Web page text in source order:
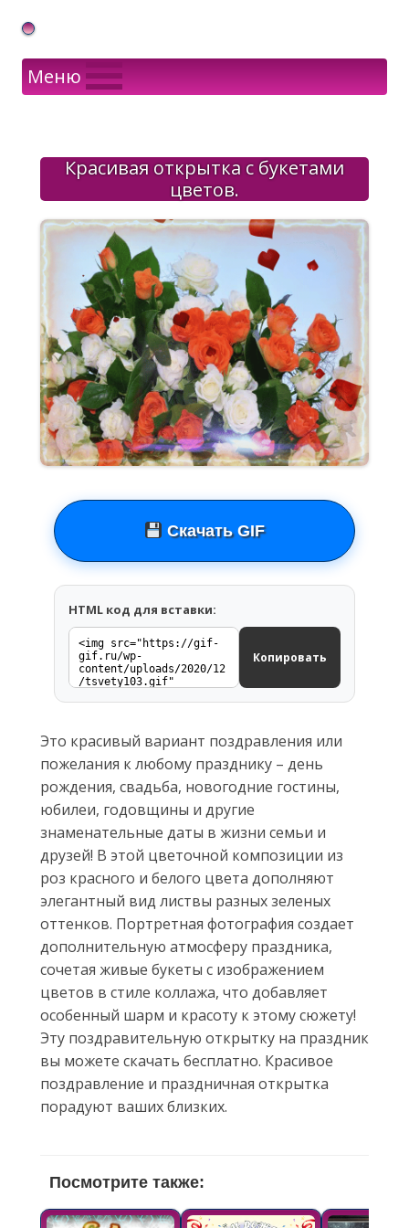
Gif Открытки в подарок
Меню
Красивая открытка с букетами
цветов.
Скачать GIF
HTML код для вставки:
Копировать
Это красивый вариант поздравления или
пожелания к любому празднику – день
рождения, свадьба, новогодние гостины,
юбилеи, годовщины и другие
знаменательные даты в жизни семьи и
друзей! В этой цветочной композиции из
роз красного и белого цвета дополняют
элегантный вид листвы разных зеленых
оттенков. Портретная фотография создает
дополнительную атмосферу праздника,
сочетая живые букеты с изображением
цветов в стиле коллажа, что добавляет
особенный шарм и красоту к этому сюжету!
Эту поздравительную открытку на праздник
вы можете скачать бесплатно. Красивое
поздравление и праздничная открытка
порадуют ваших близких.
Посмотрите также: